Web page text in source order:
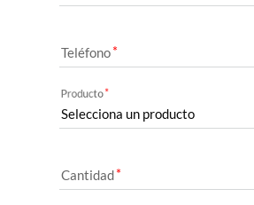
Teléfono
Producto
Cantidad